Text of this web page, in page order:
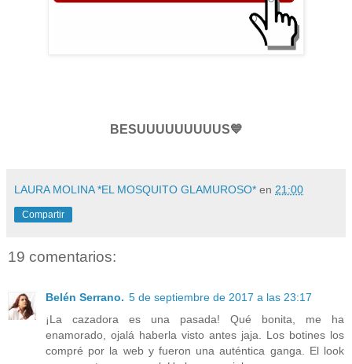
BESUUUUUUUUUS💙
LAURA MOLINA *EL MOSQUITO GLAMUROSO* en 21:00
Compartir
19 comentarios:
Belén Serrano. 5 de septiembre de 2017 a las 23:17
¡La cazadora es una pasada! Qué bonita, me ha
enamorado, ojalá haberla visto antes jaja. Los botines los
compré por la web y fueron una auténtica ganga. El look